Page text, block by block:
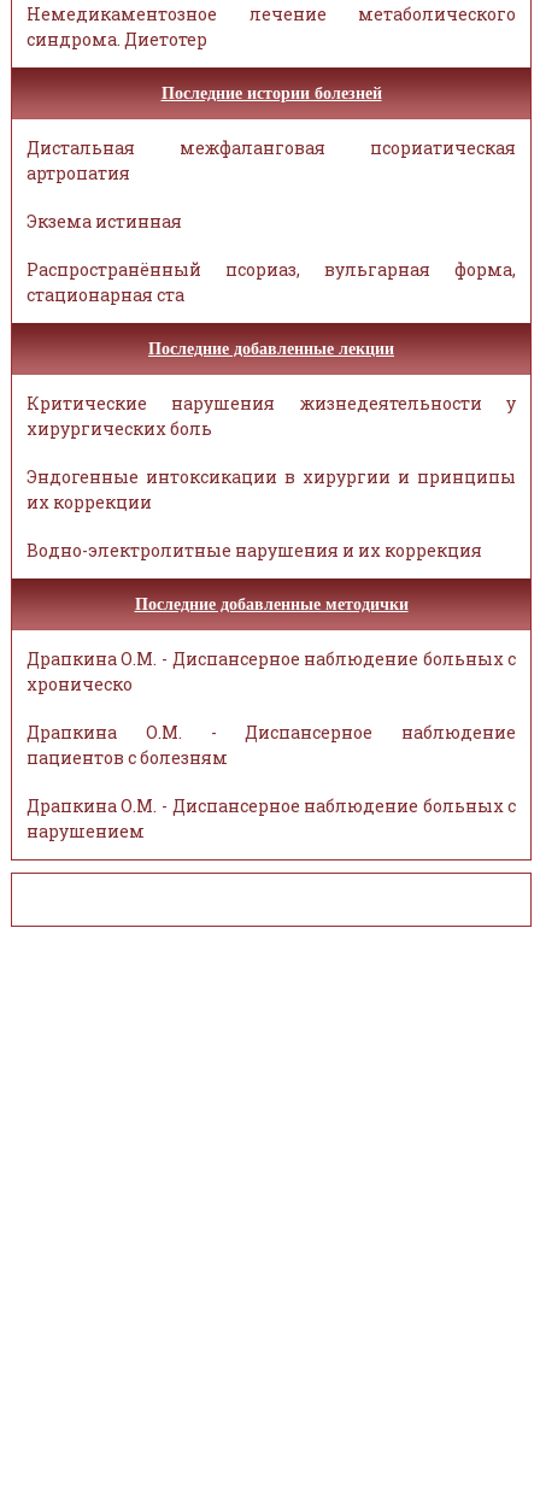
Немедикаментозное лечение метаболического
синдрома. Диетотер
Последние истории болезней
Дистальная межфаланговая псориатическая
артропатия
Экзема истинная
Распространённый псориаз, вульгарная форма,
стационарная ста
Последние добавленные лекции
Критические нарушения жизнедеятельности у
хирургических боль
Эндогенные интоксикации в хирургии и принципы
их коррекции
Водно-электролитные нарушения и их коррекция
Последние добавленные методички
Драпкина О.М. - Диспансерное наблюдение больных с
хроническо
Драпкина О.М. - Диспансерное наблюдение
пациентов с болезням
Драпкина О.М. - Диспансерное наблюдение больных с
нарушением